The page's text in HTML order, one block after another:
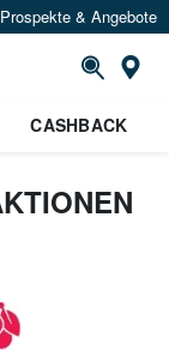
& Angebote
CASHBACK